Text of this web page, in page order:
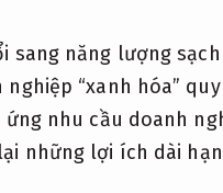
sang năng lượng
nghiệp “xanh hóa”
ứng nhu cầu doanh
những lợi ích dài